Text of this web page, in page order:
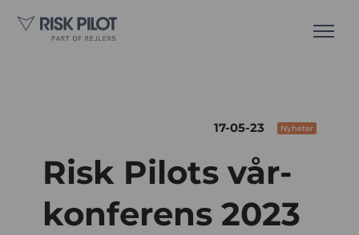
17-05-23 Nyheter
Risk Pilots vår-
konferens 2023